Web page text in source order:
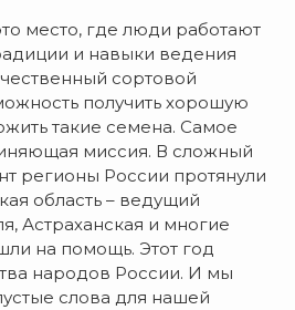
место, где люди работают
и навыки ведения
сортовой
получить хорошую
такие семена. Самое
миссия. В сложный
регионы России протянули
область – ведущий
Астраханская и многие
на помощь. Этот год
народов России. И мы
слова для нашей